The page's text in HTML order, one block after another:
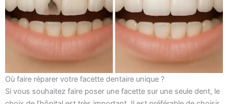
Où faire réparer votre facette dentaire unique ?
Si vous souhaitez faire poser une facette sur une seule dent, le